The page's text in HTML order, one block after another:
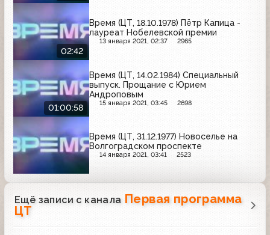
02:42
Время (ЦТ, 18.10.1978) Пётр Капица -
лауреат Нобелевской премии
13 января 2021, 02:37 2965
01:00:58
Время (ЦТ, 14.02.1984) Специальный
выпуск. Прощание с Юрием
Андроповым
15 января 2021, 03:45 2698
Время (ЦТ, 31.12.1977) Новоселье на
Волгоградском проспекте
14 января 2021, 03:41 2523
Ещё записи с канала Первая программа
ЦТ